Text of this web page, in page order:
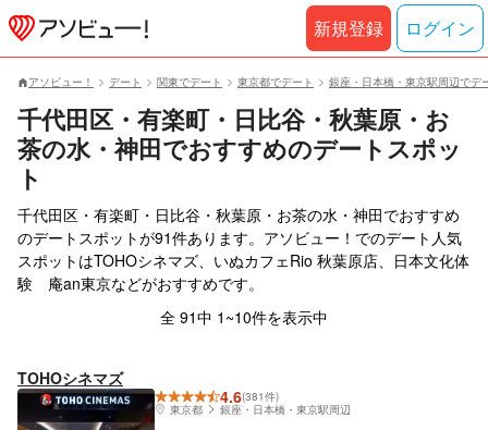
アソビュー！ デート 関東でデート 東京都でデート 銀座・日本橋・東京駅周辺でデ
千代田区・有楽町・日比谷・秋葉原・お
茶の水・神田でおすすめのデートスポッ
ト
千代田区・有楽町・日比谷・秋葉原・お茶の水・神田でおすすめ
のデートスポットが91件あります。アソビュー！でのデート人気
スポットはTOHOシネマズ、いぬカフェRio 秋葉原店、日本文化体
験 庵an東京などがおすすめです。
全 91中 1~10件を表示中
TOHOシネマズ
4.6(381件)
東京都
銀座・日本橋・東京駅周辺
新規登録 ログイン